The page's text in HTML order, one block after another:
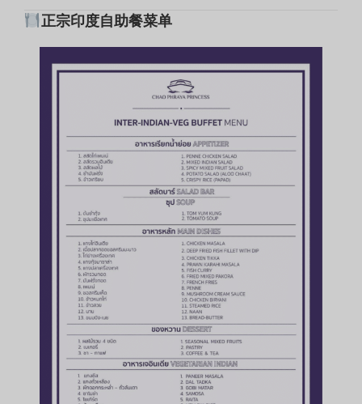
正宗印度自助餐菜单